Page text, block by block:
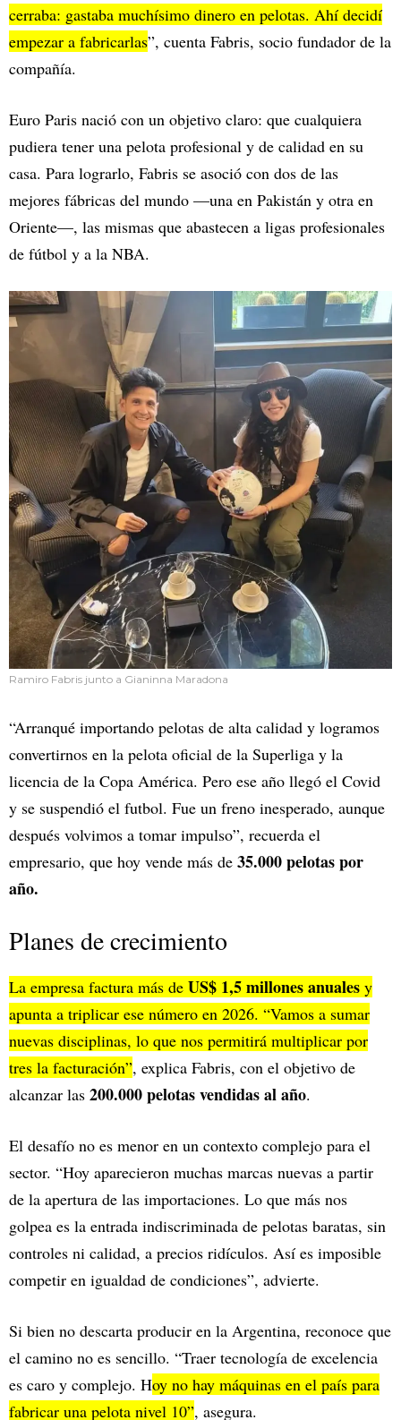
cerraba: gastaba muchísimo dinero en pelotas. Ahí decidí
empezar a fabricarlas”, cuenta Fabris, socio fundador de la
compañía.
Euro Paris nació con un objetivo claro: que cualquiera
pudiera tener una pelota profesional y de calidad en su
casa. Para lograrlo, Fabris se asoció con dos de las
mejores fábricas del mundo —una en Pakistán y otra en
Oriente—, las mismas que abastecen a ligas profesionales
de fútbol y a la NBA.
Ramiro Fabris junto a Gianinna Maradona
“Arranqué importando pelotas de alta calidad y logramos
convertirnos en la pelota oficial de la Superliga y la
licencia de la Copa América. Pero ese año llegó el Covid
y se suspendió el futbol. Fue un freno inesperado, aunque
después volvimos a tomar impulso”, recuerda el
empresario, que hoy vende más de 35.000 pelotas por
año.
Planes de crecimiento
La empresa factura más de US$ 1,5 millones anuales y
apunta a triplicar ese número en 2026. “Vamos a sumar
nuevas disciplinas, lo que nos permitirá multiplicar por
tres la facturación”, explica Fabris, con el objetivo de
alcanzar las 200.000 pelotas vendidas al año.
El desafío no es menor en un contexto complejo para el
sector. “Hoy aparecieron muchas marcas nuevas a partir
de la apertura de las importaciones. Lo que más nos
golpea es la entrada indiscriminada de pelotas baratas, sin
controles ni calidad, a precios ridículos. Así es imposible
competir en igualdad de condiciones”, advierte.
Si bien no descarta producir en la Argentina, reconoce que
el camino no es sencillo. “Traer tecnología de excelencia
es caro y complejo. Hoy no hay máquinas en el país para
fabricar una pelota nivel 10”, asegura.